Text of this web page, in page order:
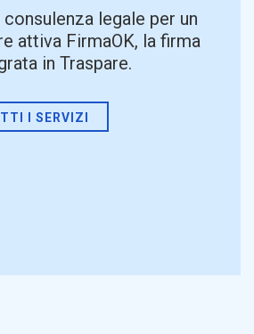
consulenza legale per un
attiva FirmaOK, la firma
in Traspare.
I SERVIZI